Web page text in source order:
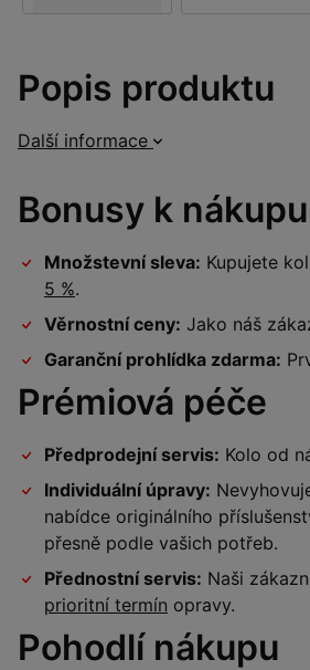
Popis produktu
Další informace
Bonusy k nákupu
Množstevní sleva: Kupujete
5 %.
Věrnostní ceny: Jako náš
Garanční prohlídka zdarma:
Prémiová péče
Předprodejní servis: Kolo od
Individuální úpravy:
nabídce originálního
přesně podle vašich potřeb.
Přednostní servis: Naši
prioritní termín opravy.
Pohodlí nákupu